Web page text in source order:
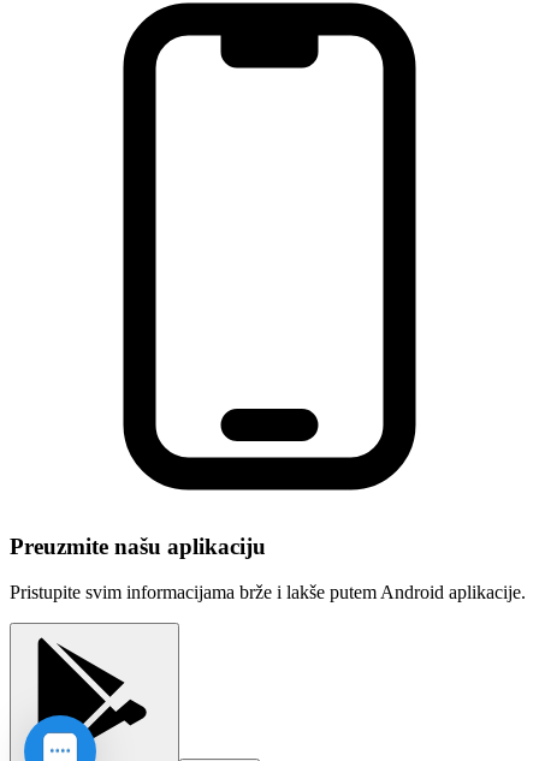
Preuzmite našu aplikaciju
Pristupite svim informacijama brže i lakše putem Android aplikacije.